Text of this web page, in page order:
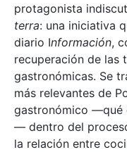
protagonista
terra: una iniciativa
diario Información,
recuperación de las
gastronómicas. Se
más relevantes de
gastronómico —qué
— dentro del
la relación entre